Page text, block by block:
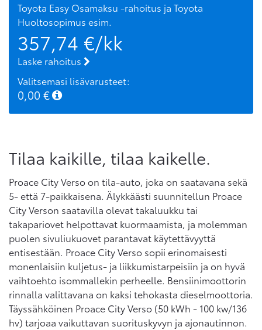
Toyota Easy Osamaksu -rahoitus ja Toyota
Huoltosopimus esim.
357,74 €/kk
Laske rahoitus
Valitsemasi lisävarusteet:
0,00 €
Tilaa kaikille, tilaa kaikelle.
Proace City Verso on tila-auto, joka on saatavana sekä
5- että 7-paikkaisena. Älykkäästi suunnitellun Proace
City Verson saatavilla olevat takaluukku tai
takapariovet helpottavat kuormaamista, ja molemman
puolen sivuliukuovet parantavat käytettävyyttä
entisestään. Proace City Verso sopii erinomaisesti
monenlaisiin kuljetus- ja liikkumistarpeisiin ja on hyvä
vaihtoehto isommallekin perheelle. Bensiinimoottorin
rinnalla valittavana on kaksi tehokasta dieselmoottoria.
Täyssähköinen Proace City Verso (50 kWh - 100 kw/136
hv) tarjoaa vaikuttavan suorituskyvyn ja ajonautinnon.